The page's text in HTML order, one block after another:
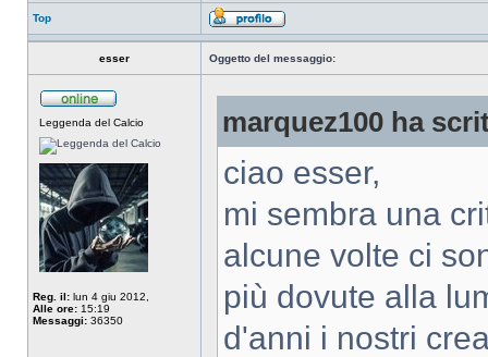
Top
esser Oggetto del messaggio:
Leggenda del Calcio
Reg. il: lun 4 giu 2012,
Alle ore: 15:19
Messaggi: 36350
marquez100 ha
ciao esser,
mi sembra una
alcune volte ci
più dovute alla
d'anni i nostri